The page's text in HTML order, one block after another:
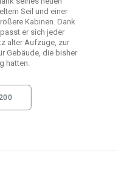
Seil und einer
Kabinen. Dank
er sich jeder
alter Aufzüge, zur
Gebäude, die bisher
hatten.